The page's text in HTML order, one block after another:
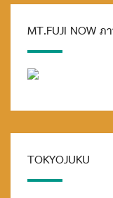
MT.FUJI NOW
TOKYOJUKU